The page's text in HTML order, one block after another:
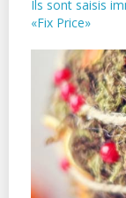
Ils sont saisis
«Fix Price»